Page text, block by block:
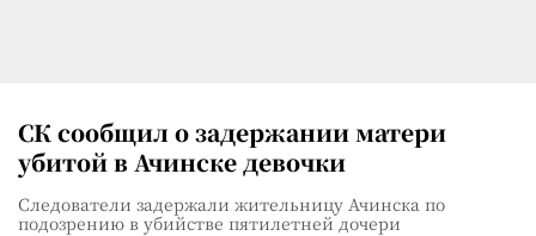
СК сообщил о задержании матери
убитой в Ачинске девочки
Следователи задержали жительницу Ачинска по
подозрению в убийстве пятилетней дочери